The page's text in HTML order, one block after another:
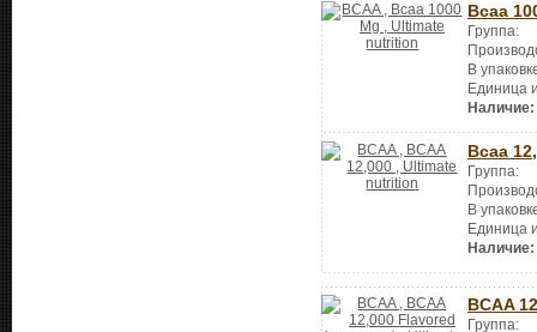
Bcaa
Группа:
В
Единица
Наличие:
Bcaa
Группа:
В
Единица
Наличие:
BCAA
Группа: